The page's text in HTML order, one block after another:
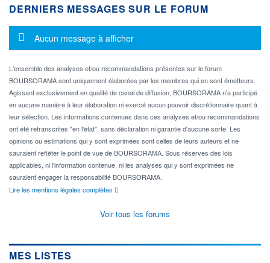
DERNIERS MESSAGES SUR LE FORUM
Message d'information
Aucun message à afficher
L'ensemble des analyses et/ou recommandations présentes sur le forum
BOURSORAMA sont uniquement élaborées par les membres qui en sont émetteurs.
Agissant exclusivement en qualité de canal de diffusion, BOURSORAMA n'a participé
en aucune manière à leur élaboration ni exercé aucun pouvoir discrétionnaire quant à
leur sélection. Les informations contenues dans ces analyses et/ou recommandations
ont été retranscrites "en l'état", sans déclaration ni garantie d'aucune sorte. Les
opinions ou estimations qui y sont exprimées sont celles de leurs auteurs et ne
sauraient refléter le point de vue de BOURSORAMA. Sous réserves des lois
applicables, ni l'information contenue, ni les analyses qui y sont exprimées ne
sauraient engager la responsabilité BOURSORAMA.
Lire les mentions légales complètes
Voir tous les forums
MES LISTES